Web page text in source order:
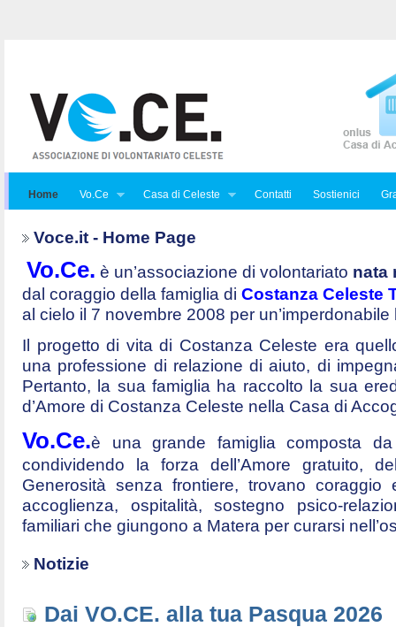
Home Vo.Ce Casa di Celeste Contatti Sostienici
Voce.it - Home Page
Vo.Ce. è un’associazione di volontariato nata
dal coraggio della famiglia di Costanza Celeste
al cielo il 7 novembre 2008 per
Il progetto di vita di Costanza Celeste era
una professione di relazione di aiuto, di
Pertanto, la sua famiglia ha raccolto la sua
d’Amore di Costanza Celeste nella Casa di
Vo.Ce.è una grande famiglia composta
condividendo la forza dell’Amore gratuito,
Generosità senza frontiere, trovano
accoglienza, ospitalità, sostegno psico-
familiari che giungono a Matera per curarsi
Notizie
Dai VO.CE. alla tua Pasqua 2026